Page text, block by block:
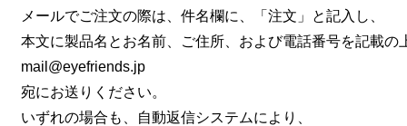
メールでご注文の際は、件名欄に、「注文」と記入し、
本文に製品名とお名前、ご住所、および電話番号を記載の
mail@eyefriends.jp
宛にお送りください。
いずれの場合も、自動返信システムにより、